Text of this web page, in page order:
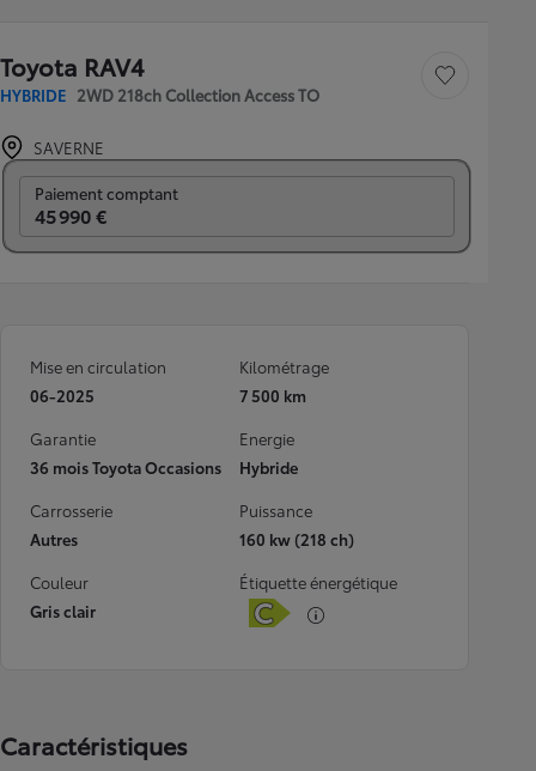
Toyota RAV4
HYBRIDE 2WD 218ch Collection Access TO
Sauvegarder le
SAVERNE
Paiement comptant
45 990 €
Mise en circulation
06-2025
Kilométrage
7 500 km
Garantie
36 mois Toyota Occasions
Energie
Hybride
Carrosserie
Autres
Puissance
160 kw (218 ch)
Couleur
Gris clair
Étiquette énergétique
Caractéristiques